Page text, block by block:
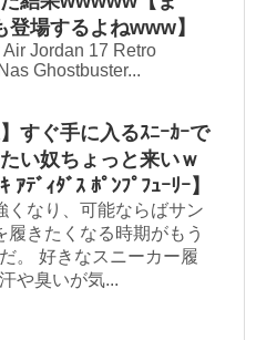
登場するよねwww】
Air Jordan 17 Retro
Ghostbuster...
】すぐ手に入るｽﾆｰｶｰで
い奴ちょっと来いｗ
ｱﾃﾞｨﾀﾞｽ ﾎﾟﾝﾌﾟﾌｭｰﾘｰ】
くなり、可能ならばサン
履きたくなる時期がもう
。 好きなスニーカー履
や臭いが気...